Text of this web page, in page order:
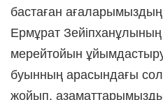
бастаған
Ермұрат
мерейтойын
буынның арасындағы сол
жойып,